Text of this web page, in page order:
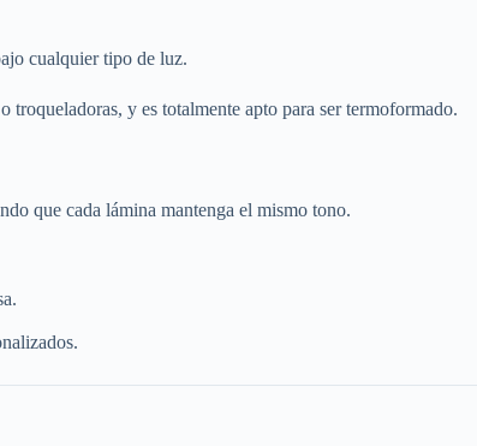
cualquier tipo de luz.
y es totalmente apto para ser termoformado.
que cada lámina mantenga el mismo tono.